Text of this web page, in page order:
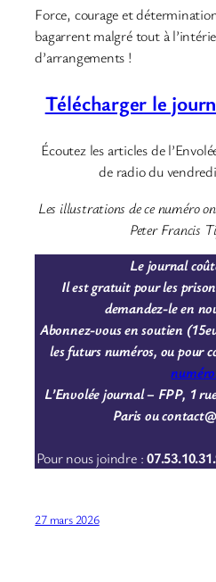
Force, courage et
bagarrent malgré tout à
d’arrangements !
Télécharger le
Écoutez les articles de
de radio du
Les illustrations de ce numéro
Peter Francis
Le journal
Il est gratuit pour les
demandez-le en
Abonnez-vous en soutien
les futurs numéros, ou pour
L’Envolée journal – FPP, 1
Paris ou
Pour nous joindre :
27 mars 2026